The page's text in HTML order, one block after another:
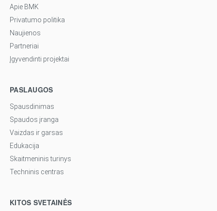
Apie BMK
Privatumo politika
Naujienos
Partneriai
Įgyvendinti projektai
PASLAUGOS
Spausdinimas
Spaudos įranga
Vaizdas ir garsas
Edukacija
Skaitmeninis turinys
Techninis centras
KITOS SVETAINĖS